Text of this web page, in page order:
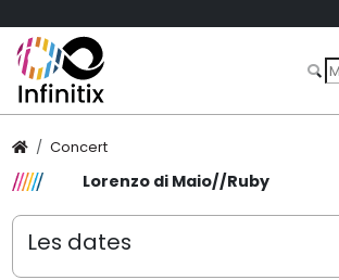
Concert
Lorenzo di Maio//Ruby
Les dates